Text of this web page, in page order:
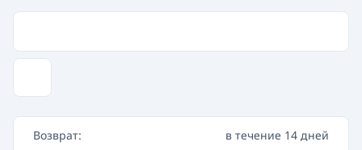
Возврат:
в течение 14 дней